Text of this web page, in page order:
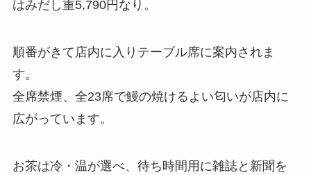
はみだし重5,790円なり。
順番がきて店内に入りテーブル席に案内されま
す。
全席禁煙、全23席で鰻の焼けるよい匂いが店内に
広がっています。
お茶は冷・温が選べ、待ち時間用に雑誌と新聞を